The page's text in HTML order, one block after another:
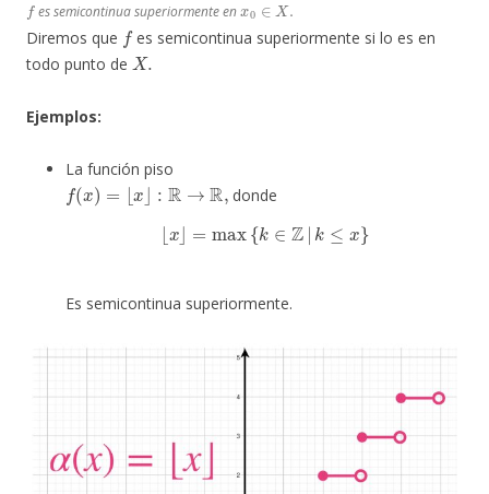
es semicontinua superiormente en
Diremos que
f
es semicontinua superiormente si lo es en
todo punto de
X.
Ejemplos:
La función piso
f(x )=⌊x⌋:R →R,
donde
⌊ x⌋ =max{k ∈ Z|k≤ x}
Es semicontinua superiormente.